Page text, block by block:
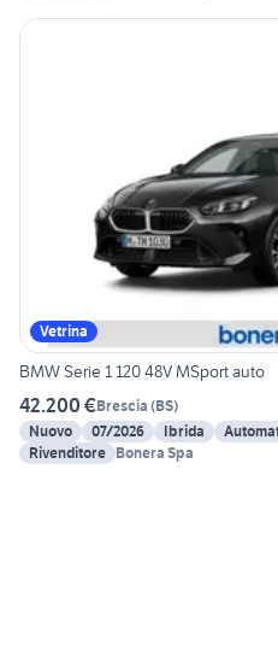
Vetrina
BMW Serie 1 120 48V MSport auto
42.200 €Brescia (BS)
Nuovo
07/2026 Ibrida
Rivenditore Bonera Spa